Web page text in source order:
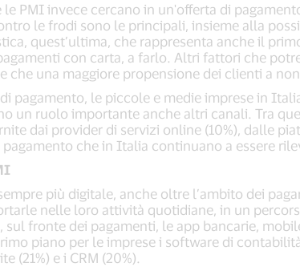
PMI invece cercano in un'offerta di
le frodi sono le principali, insieme alla
quest’ultima, che rappresenta anche il
con carta, a farlo. Altri fattori che
che una maggiore propensione dei clienti a
pagamento, le piccole e medie imprese in
un ruolo importante anche altri canali. Tra
dai provider di servizi online (10%), dalle
che in Italia continuano a essere
più digitale, anche oltre l’ambito dei
nelle loro attività quotidiane, in un
sul fronte dei pagamenti, le app bancarie,
piano per le imprese i software di
(21%) e i CRM (20%).